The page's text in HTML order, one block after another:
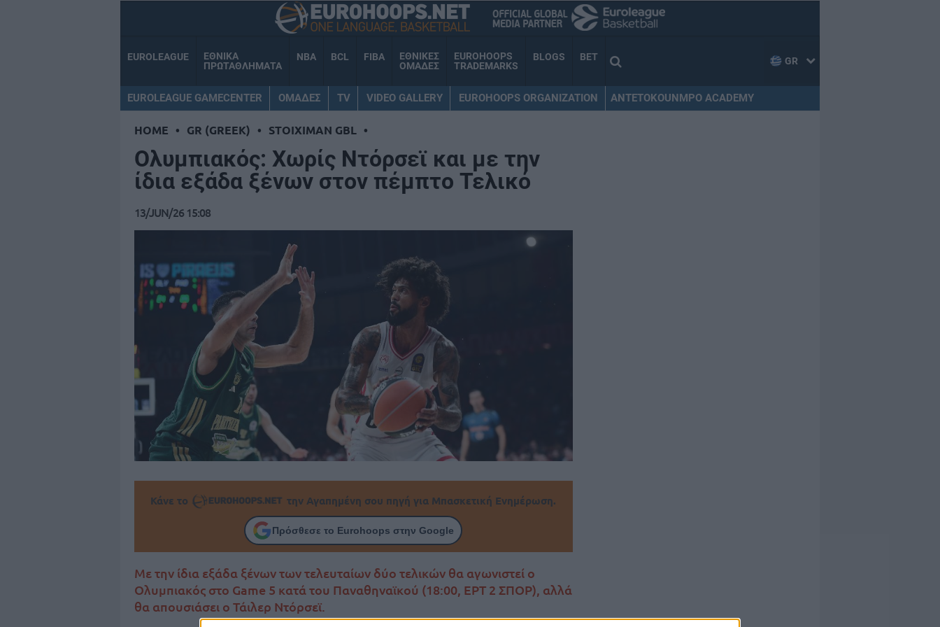
EUROLEAGUE
ΕΘΝΙΚΑ
ΠΡΩΤΑΘΛΗΜΑΤΑ
NBA BCL FIBA
ΕΘΝΙΚΕΣ
ΟΜΑΔΕΣ
EUROHOOPS
TRADEMARKS
BLOGS BET GR
EUROLEAGUE GAMECENTER ΟΜΑΔΕΣ TV VIDEO GALLERY EUROHOOPS ORGANIZATION ANTETOKOUNMPO ACADEMY
HOME • GR (GREEK) • STOIXIMAN GBL •
Ολυμπιακός: Χωρίς Ντόρσεϊ και με την
ίδια εξάδα ξένων στον πέμπτο Τελικό
13/JUN/26 15:08
Κάνε το την Αγαπημένη σου πηγή για Μπασκετική Ενημέρωση.
Πρόσθεσε το Eurohoops στην Google
Με την ίδια εξάδα ξένων των τελευταίων δύο τελικών θα αγωνιστεί ο
Ολυμπιακός στο Game 5 κατά του Παναθηναϊκού (18:00, ΕΡΤ 2 ΣΠΟΡ), αλλά
θα απουσιάσει ο Τάιλερ Ντόρσεϊ.